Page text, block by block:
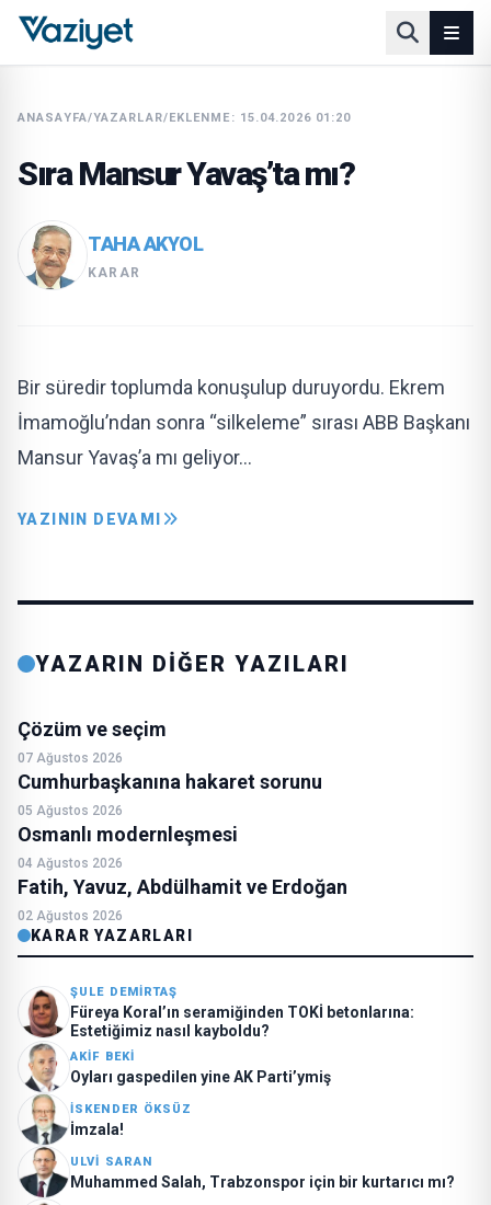
ANASAYFA/YAZARLAR/EKLENME: 15.04.2026 01:20
Sıra Mansur Yavaş’ta mı?
TAHA AKYOL
KARAR
Bir süredir toplumda konuşulup duruyordu. Ekrem
İmamoğlu’ndan sonra “silkeleme” sırası ABB Başkanı
Mansur Yavaş’a mı geliyor…
YAZININ DEVAMI
YAZARIN DİĞER YAZILARI
Çözüm ve seçim
07 Ağustos 2026
Cumhurbaşkanına hakaret sorunu
05 Ağustos 2026
Osmanlı modernleşmesi
04 Ağustos 2026
Fatih, Yavuz, Abdülhamit ve Erdoğan
02 Ağustos 2026
KARAR YAZARLARI
ŞULE DEMIRTAŞ
Füreya Koral’ın seramiğinden TOKİ betonlarına:
Estetiğimiz nasıl kayboldu?
AKIF BEKI
Oyları gaspedilen yine AK Parti’ymiş
İSKENDER ÖKSÜZ
İmzala!
ULVI SARAN
Muhammed Salah, Trabzonspor için bir kurtarıcı mı?